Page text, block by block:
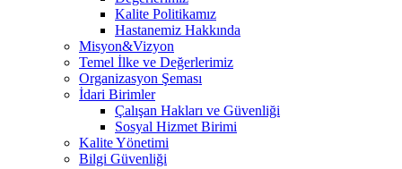
Kalite Politikamız
Hastanemiz Hakkında
Misyon&Vizyon
Temel İlke ve Değerlerimiz
Organizasyon Şeması
İdari Birimler
Çalışan Hakları ve Güvenliği
Sosyal Hizmet Birimi
Kalite Yönetimi
Bilgi Güvenliği